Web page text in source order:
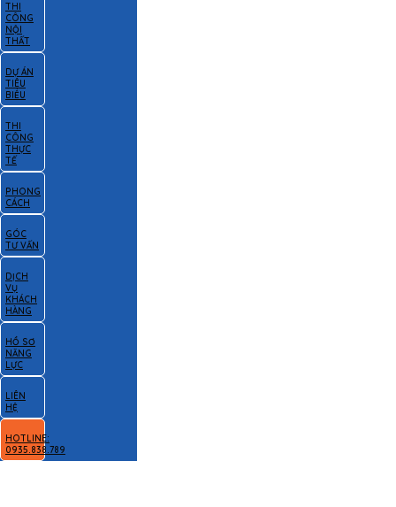
THI
CÔNG
NỘI
THẤT
DỰ ÁN
TIÊU
BIỂU
THI
CÔNG
THỰC
TẾ
PHONG
CÁCH
GÓC
TƯ VẤN
DỊCH
VỤ
KHÁCH
HÀNG
HỒ SƠ
NĂNG
LỰC
LIÊN
HỆ
HOTLINE:
0935.838.789